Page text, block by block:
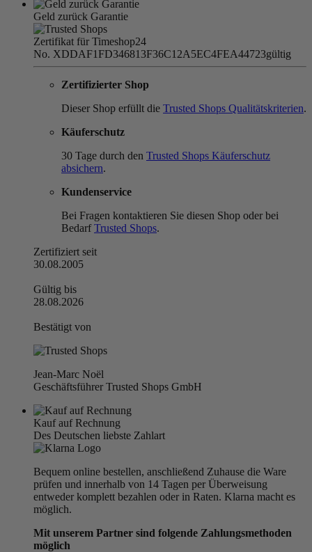
Geld zurück Garantie
Zertifikat für Timeshop24
No. XDDAF1FD346813F36C12A5EC4FEA44723gültig
Zertifizierter Shop
Dieser Shop erfüllt die Trusted Shops Qualitätskriterien.
Käuferschutz
30 Tage durch den Trusted Shops Käuferschutz
absichern.
Kundenservice
Bei Fragen kontaktieren Sie diesen Shop oder bei
BedarfTrusted Shops.
Zertifiziert seit
30.08.2005
Gültig bis
28.08.2026
Bestätigt von
Jean-Marc Noël
Geschäftsführer Trusted Shops GmbH
Kauf auf Rechnung
Des Deutschen liebste Zahlart
Bequem online bestellen, anschließend Zuhause die Ware
prüfen und innerhalb von 14 Tagen per Überweisung
entweder komplett bezahlen oder in Raten. Klarna macht es
möglich.
Mit unserem Partner sind folgende Zahlungsmethoden
möglich